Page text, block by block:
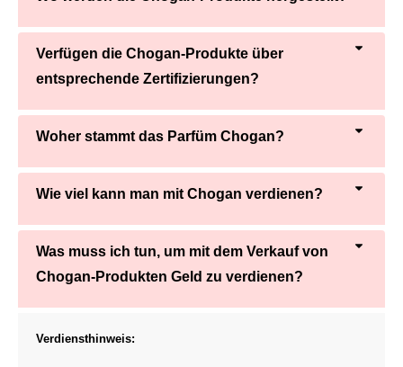
Verfügen die Chogan-Produkte über
entsprechende Zertifizierungen?
Woher stammt das Parfüm Chogan?
Wie viel kann man mit Chogan verdienen?
Was muss ich tun, um mit dem Verkauf von
Chogan-Produkten Geld zu verdienen?
Verdiensthinweis: